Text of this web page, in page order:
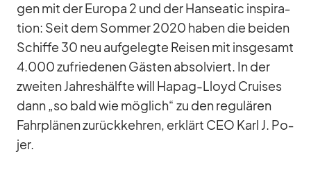
gen mit der Eu­ropa 2 und der Han­sea­tic in­spi­ra­
tion: Seit dem Som­mer 2020 ha­ben die bei­den
Schiffe 30 neu auf­ge­legte Rei­sen mit ins­ge­samt
4.000 zu­frie­de­nen Gäs­ten ab­sol­viert. In der
zwei­ten Jah­res­hälfte will Ha­pag-Lloyd Crui­ses
dann „so bald wie mög­lich“ zu den re­gu­lä­ren
Fahr­plä­nen zu­rück­keh­ren, er­klärt CEO Karl J. Po­
jer.